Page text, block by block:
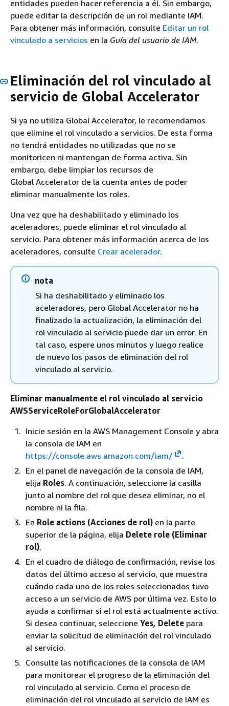
entidades pueden hacer referencia a él. Sin embargo,
puede editar la descripción de un rol mediante IAM.
Para obtener más información, consulte Editar un rol
vinculado a servicios en la Guía del usuario de IAM.
Eliminación del rol vinculado al
servicio de Global Accelerator
Si ya no utiliza Global Accelerator, le recomendamos
que elimine el rol vinculado a servicios. De esta forma
no tendrá entidades no utilizadas que no se
monitoricen ni mantengan de forma activa. Sin
embargo, debe limpiar los recursos de
Global Accelerator de la cuenta antes de poder
eliminar manualmente los roles.
Una vez que ha deshabilitado y eliminado los
aceleradores, puede eliminar el rol vinculado al
servicio. Para obtener más información acerca de los
aceleradores, consulte Crear acelerador.
nota
Si ha deshabilitado y eliminado los
aceleradores, pero Global Accelerator no ha
finalizado la actualización, la eliminación del
rol vinculado al servicio puede dar un error. En
tal caso, espere unos minutos y luego realice
de nuevo los pasos de eliminación del rol
vinculado al servicio.
Eliminar manualmente el rol vinculado al servicio
AWSServiceRoleForGlobalAccelerator
Inicie sesión en la AWS Management Console y abra
la consola de IAM en
https://console.aws.amazon.com/iam/
.
En el panel de navegación de la consola de IAM,
elija Roles. A continuación, seleccione la casilla
junto al nombre del rol que desea eliminar, no el
nombre ni la fila.
En Role actions (Acciones de rol) en la parte
superior de la página, elija Delete role (Eliminar
rol).
En el cuadro de diálogo de confirmación, revise los
datos del último acceso al servicio, que muestra
cuándo cada uno de los roles seleccionados tuvo
acceso a un servicio de AWS por última vez. Esto lo
ayuda a confirmar si el rol está actualmente activo.
Si desea continuar, seleccione Yes, Delete para
enviar la solicitud de eliminación del rol vinculado
al servicio.
Consulte las notificaciones de la consola de IAM
para monitorear el progreso de la eliminación del
rol vinculado al servicio. Como el proceso de
eliminación del rol vinculado al servicio de IAM es